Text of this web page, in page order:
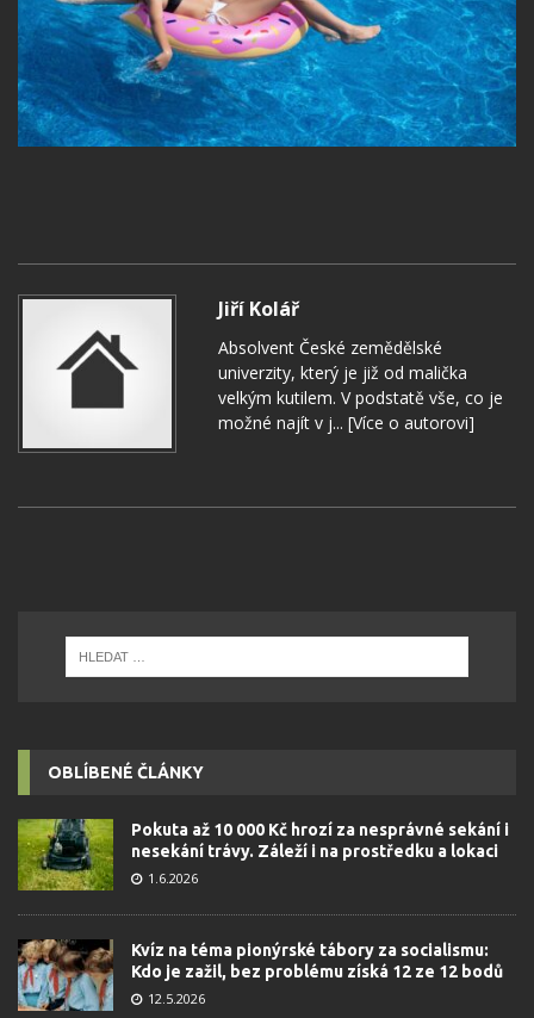
Jiří Kolář
Absolvent České zemědělské
univerzity, který je již od malička
velkým kutilem. V podstatě vše, co je
možné najít v j... [Více o autorovi]
OBLÍBENÉ ČLÁNKY
Pokuta až 10 000 Kč hrozí za nesprávné sekání i
nesekání trávy. Záleží i na prostředku a lokaci
1.6.2026
Kvíz na téma pionýrské tábory za socialismu:
Kdo je zažil, bez problému získá 12 ze 12 bodů
12.5.2026